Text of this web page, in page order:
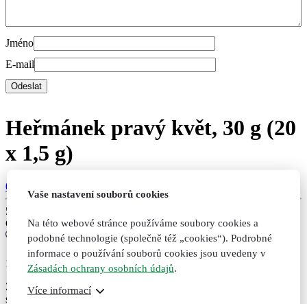
Jméno
E-mail
Heřmánek pravý květ, 30 g (20
x 1,5 g)
0 hodnocení
59
Cena bez DPH:53Kč
15
Zklidňuje žaludek i střeva, navozuje pozitivní náladu a dobrý
spánek.
Vaše nastavení souborů cookies
Na této webové stránce používáme soubory cookies a
podobné technologie (společně též „cookies“). Podrobné
informace o používání souborů cookies jsou uvedeny v
Zásadách ochrany osobních údajů.
Více informací